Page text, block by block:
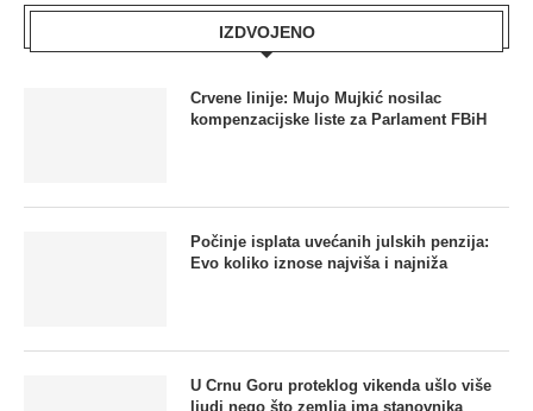
IZDVOJENO
Crvene linije: Mujo Mujkić nosilac
kompenzacijske liste za Parlament FBiH
Počinje isplata uvećanih julskih penzija:
Evo koliko iznose najviša i najniža
U Crnu Goru proteklog vikenda ušlo više
ljudi nego što zemlja ima stanovnika